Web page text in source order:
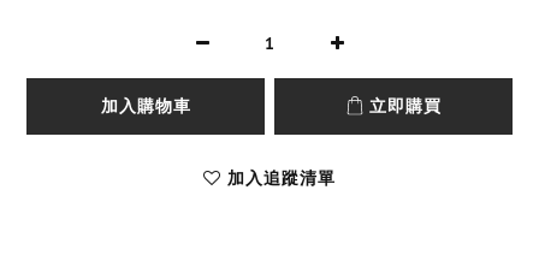
加入購物車 立即購買
加入追蹤清單